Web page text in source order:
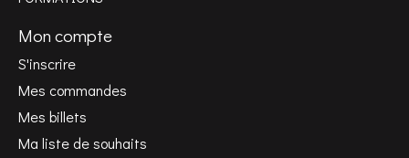
Mon compte
S'inscrire
Mes commandes
Mes billets
Ma liste de souhaits